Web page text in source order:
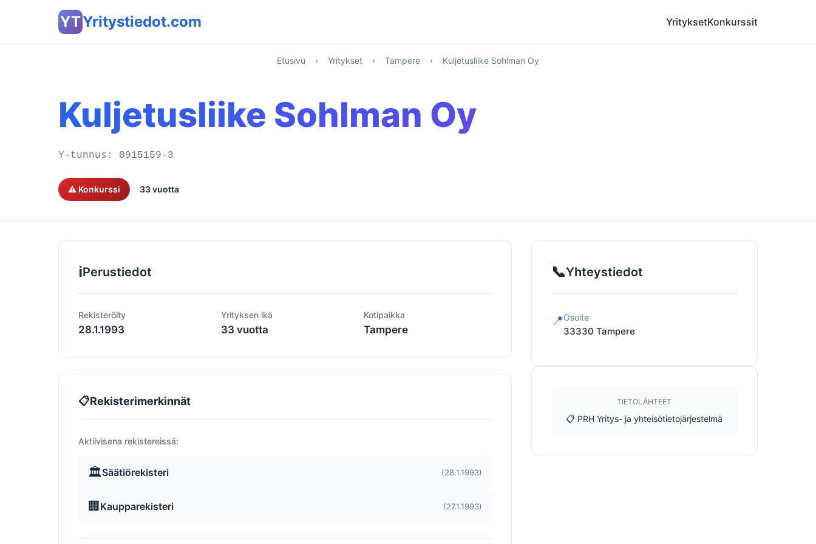
YTYritystiedot.com YrityksetKonkurssit
Etusivu › Yritykset › Tampere › Kuljetusliike Sohlman Oy
Kuljetusliike Sohlman Oy
Y-tunnus: 0915159-3
⚠️ Konkurssi 33 vuotta
ℹ️Perustiedot
Rekisteröity
28.1.1993
Yrityksen ikä
33 vuotta
Kotipaikka
Tampere
📋Rekisterimerkinnät
Aktiivisena rekistereissä:
🏛️Säätiörekisteri (28.1.1993)
🏢 Kaupparekisteri (27.1.1993)
📞Yhteystiedot
📍Osoite
33330 Tampere
TIETOLÄHTEET
📋 PRH Yritys- ja yhteisötietojärjestelmä